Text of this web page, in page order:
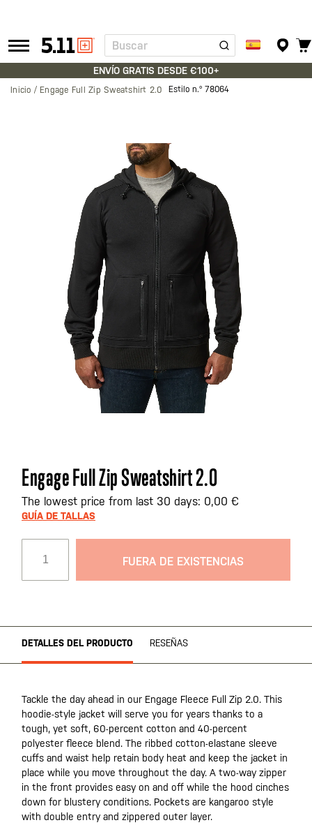
Tactical
Gear
Buscar
ENVÍO GRATIS DESDE €100+
Inicio Engage Full Zip Sweatshirt 2.0 Estilo n.º 78064
Saltar
al
comienzo
de
imágenes
Engage Full Zip Sweatshirt 2.0
The lowest price from last 30 days: 0,00 €
GUÍA DE TALLAS
FUERA DE EXISTENCIAS
DETALLES DEL PRODUCTO RESEÑAS
Tackle the day ahead in our Engage Fleece Full Zip 2.0. This
hoodie-style jacket will serve you for years thanks to a
tough, yet soft, 60-percent cotton and 40-percent
polyester fleece blend. The ribbed cotton-elastane sleeve
cuffs and waist help retain body heat and keep the jacket in
place while you move throughout the day. A two-way zipper
in the front provides easy on and off while the hood cinches
down for blustery conditions. Pockets are kangaroo style
with double entry and zippered outer layer.